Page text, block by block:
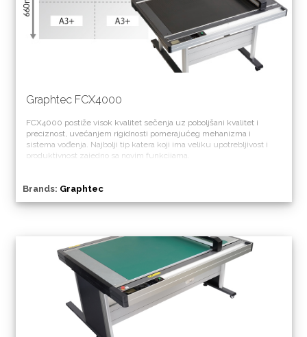
Graphtec FCX4000
FCX4000 postiže visok kvalitet sečenja uz poboljšani kvalitet i
preciznost, uvećanjem rigidnosti pomerajućeg mehanizma i
sistema vođenja. Najbolji tip katera koji ima veliku upotrebljivost i
produktivnost zajedno sa novim funkcijama.
Brands: Graphtec